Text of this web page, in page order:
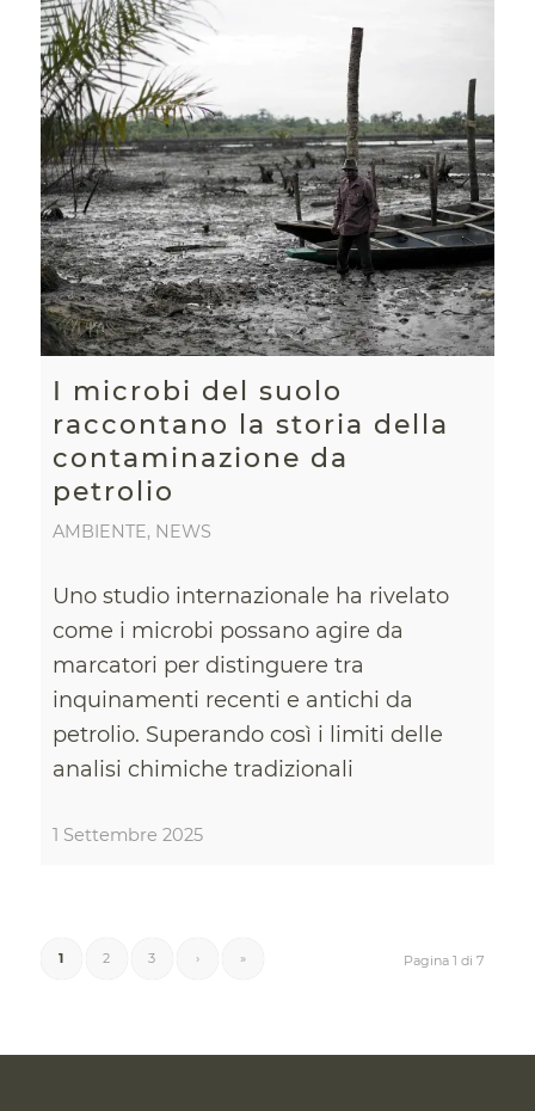
I microbi del suolo
raccontano la storia della
contaminazione da
petrolio
AMBIENTE, NEWS
Uno studio internazionale ha rivelato
come i microbi possano agire da
marcatori per distinguere tra
inquinamenti recenti e antichi da
petrolio. Superando così i limiti delle
analisi chimiche tradizionali
1 Settembre 2025
Pagina 1 di 7
1 2 3 › »